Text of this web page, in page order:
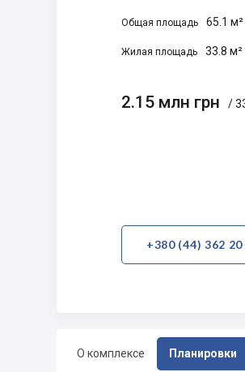
О комплексе Планировки
Общая площадь 65.1 м²
Жилая площадь 33.8 м²
2.15 млн грн /
+380 (44) 362 20